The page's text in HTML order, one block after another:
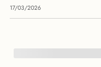
17/03/2026